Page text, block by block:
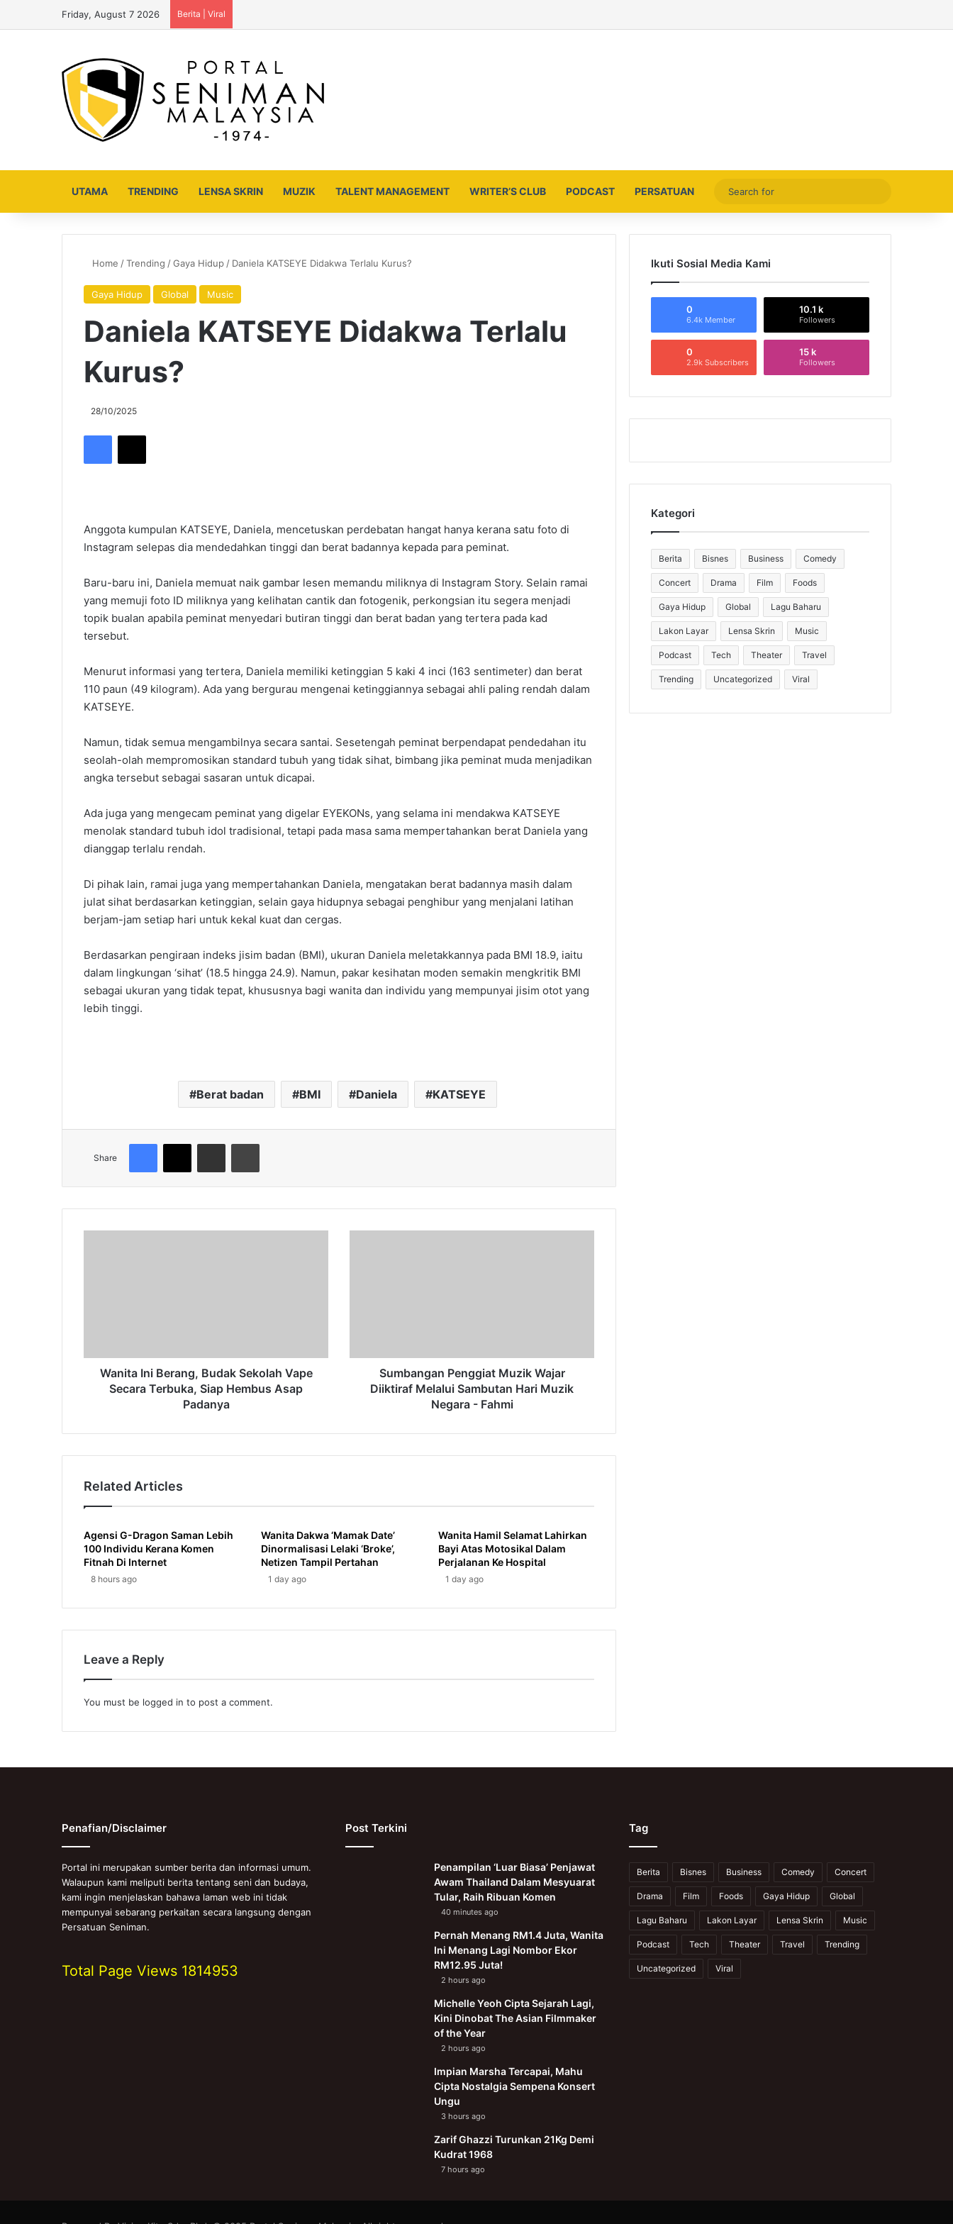
Friday, August 7 2026 Berita | Viral
UTAMA TRENDING LENSA SKRIN MUZIK TALENT MANAGEMENT WRITER’S CLUB PODCAST PERSATUAN
for
Home /Trending /Gaya Hidup/ Daniela KATSEYE Didakwa Terlalu Kurus?
Gaya Hidup Global Music
Daniela KATSEYE Didakwa Terlalu
Kurus?
28/10/2025
Facebook
X
Anggota kumpulan KATSEYE, Daniela, mencetuskan perdebatan hangat hanya kerana satu foto di
Instagram selepas dia mendedahkan tinggi dan berat badannya kepada para peminat.
Baru-baru ini, Daniela memuat naik gambar lesen memandu miliknya di Instagram Story. Selain ramai
yang memuji foto ID miliknya yang kelihatan cantik dan fotogenik, perkongsian itu segera menjadi
topik bualan apabila peminat menyedari butiran tinggi dan berat badan yang tertera pada kad
tersebut.
Menurut informasi yang tertera, Daniela memiliki ketinggian 5 kaki 4 inci (163 sentimeter) dan berat
110 paun (49 kilogram). Ada yang bergurau mengenai ketinggiannya sebagai ahli paling rendah dalam
KATSEYE.
Namun, tidak semua mengambilnya secara santai. Sesetengah peminat berpendapat pendedahan itu
seolah-olah mempromosikan standard tubuh yang tidak sihat, bimbang jika peminat muda menjadikan
angka tersebut sebagai sasaran untuk dicapai.
Ada juga yang mengecam peminat yang digelar EYEKONs, yang selama ini mendakwa KATSEYE
menolak standard tubuh idol tradisional, tetapi pada masa sama mempertahankan berat Daniela yang
dianggap terlalu rendah.
Di pihak lain, ramai juga yang mempertahankan Daniela, mengatakan berat badannya masih dalam
julat sihat berdasarkan ketinggian, selain gaya hidupnya sebagai penghibur yang menjalani latihan
berjam-jam setiap hari untuk kekal kuat dan cergas.
Berdasarkan pengiraan indeks jisim badan (BMI), ukuran Daniela meletakkannya pada BMI 18.9, iaitu
dalam lingkungan ‘sihat’ (18.5 hingga 24.9). Namun, pakar kesihatan moden semakin mengkritik BMI
sebagai ukuran yang tidak tepat, khususnya bagi wanita dan individu yang mempunyai jisim otot yang
lebih tinggi.
Berat badan BMI Daniela KATSEYE
Share
Facebook
X Share via Email Print
Siap
Hembus
Wanita Ini Berang, Budak Sekolah Vape
Secara Terbuka, Siap Hembus Asap
Padanya
Muzik
NegaraSumbangan Penggiat Muzik Wajar
Diiktiraf Melalui Sambutan Hari Muzik
Negara - Fahmi
Related Articles
Agensi G-Dragon Saman Lebih
100 Individu Kerana Komen
Fitnah Di Internet
8 hours ago
Wanita Dakwa ‘Mamak Date’
Dinormalisasi Lelaki ‘Broke’,
Netizen Tampil Pertahan
1 day ago
Wanita Hamil Selamat Lahirkan
Bayi Atas Motosikal Dalam
Perjalanan Ke Hospital
1 day ago
Leave a Reply
You must be logged in to post a comment.
Ikuti Sosial Media Kami
0
6.4k Member
10.1 k
Followers
0
2.9k Subscribers
15 k
Followers
Kategori
Berita Bisnes Business Comedy
Concert Drama Film Foods
Gaya Hidup Global Lagu Baharu
Lakon Layar Lensa Skrin Music
Podcast Tech Theater Travel
Trending Uncategorized Viral
Penafian/Disclaimer
Portal ini merupakan sumber berita dan informasi umum.
Walaupun kami meliputi berita tentang seni dan budaya,
kami ingin menjelaskan bahawa laman web ini tidak
mempunyai sebarang perkaitan secara langsung dengan
Persatuan Seniman.
Total Page Views 1814953
Post Terkini
Penampilan ‘Luar Biasa’ Penjawat
Awam Thailand Dalam Mesyuarat
Tular, Raih Ribuan Komen
40 minutes ago
Pernah Menang RM1.4 Juta, Wanita
Ini Menang Lagi Nombor Ekor
RM12.95 Juta!
2 hours ago
Michelle Yeoh Cipta Sejarah Lagi,
Kini Dinobat The Asian Filmmaker
of the Year
2 hours ago
Impian Marsha Tercapai, Mahu
Cipta Nostalgia Sempena Konsert
Ungu
3 hours ago
Zarif Ghazzi Turunkan 21Kg Demi
Kudrat 1968
7 hours ago
Tag
Berita Bisnes Business Comedy Concert
Drama Film Foods Gaya Hidup Global
Lagu Baharu Lakon Layar Lensa Skrin Music
Podcast Tech Theater Travel Trending
Uncategorized Viral